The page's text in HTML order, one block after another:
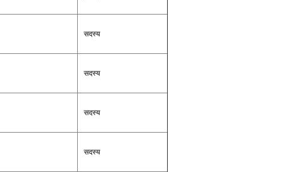
सदस्य
सदस्य
सदस्य
सदस्य